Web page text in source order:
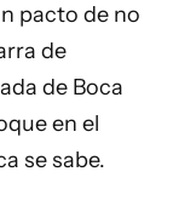
pacto de no
de
de Boca
en el
se sabe.